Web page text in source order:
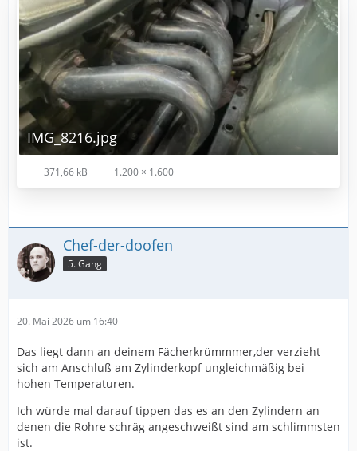
IMG_8216.jpg
371,66 kB 1.200 × 1.600
Chef-der-doofen
5. Gang
20. Mai 2026 um 16:40
Das liegt dann an deinem Fächerkrümmmer,der verzieht
sich am Anschluß am Zylinderkopf ungleichmäßig bei
hohen Temperaturen.
Ich würde mal darauf tippen das es an den Zylindern an
denen die Rohre schräg angeschweißt sind am schlimmsten
ist.